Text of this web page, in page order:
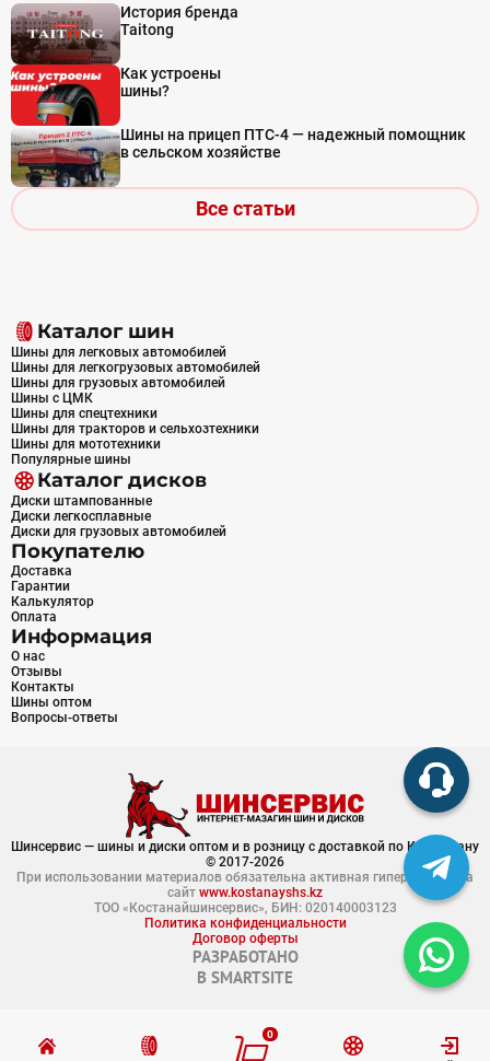
0
История бренда
Taitong
Как устроены
шины?
Шины на прицеп ПТС-4 — надежный помощник
в сельском хозяйстве
Все статьи
Каталог шин
Шины для легковых автомобилей
Шины для легкогрузовых автомобилей
Шины для грузовых автомобилей
Шины с ЦМК
Шины для спецтехники
Шины для тракторов и сельхозтехники
Шины для мототехники
Популярные шины
Каталог дисков
Диски штампованные
Диски легкосплавные
Диски для грузовых автомобилей
Покупателю
Доставка
Гарантии
Калькулятор
Оплата
Информация
О нас
Отзывы
Контакты
Шины оптом
Вопросы-ответы
Шинсервис — шины и диски оптом и в розницу с доставкой по Казахстану
© 2017-2026
При использовании материалов обязательна активная гиперссылка на
сайт www.kostanayshs.kz
ТОО «Костанайшинсервис», БИН: 020140003123
Политика конфиденциальности
Договор оферты
РАЗРАБОТАНО
В SMARTSITE